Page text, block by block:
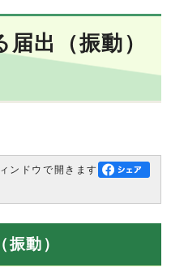
出（振動）
ンドウで開きます
動）